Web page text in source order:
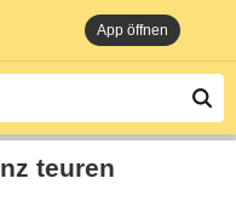
App öffnen
teuren